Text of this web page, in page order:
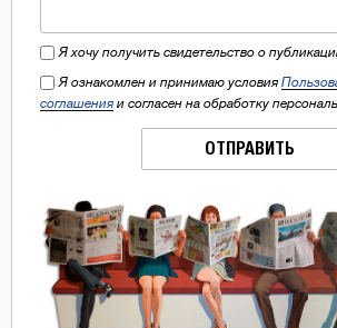
Я хочу получить свидетельство о
Я ознакомлен и принимаю условия
соглашения и согласен на обработку
ОТПРАВИТЬ